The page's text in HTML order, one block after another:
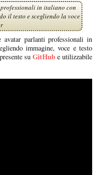
in italiano con
il testo e scegliendo la voce
parlanti professionali in
immagine, voce e testo
su GitHube utilizzabile